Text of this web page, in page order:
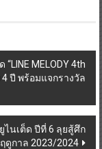
MELODY 4th
ปี พร้อมแจกรางวัล
นเต็ด ปีที่ 6 ลุยสู้ศึก
ฤดูกาล 2023/2024